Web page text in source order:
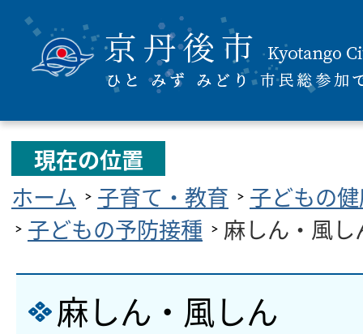
現在の位置
ホーム
子育て・教育
子どもの
子どもの予防接種
麻しん・風し
麻しん・風しん